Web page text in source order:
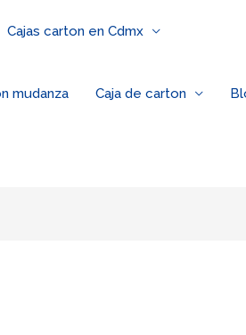
Cajas carton en Cdmx
mudanza Caja de carton